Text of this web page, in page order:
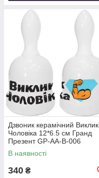
Дзвоник керамічний Виклик
Чоловіка 12*6.5 см Гранд
Презент GP-AA-B-006
В наявності
340 ₴